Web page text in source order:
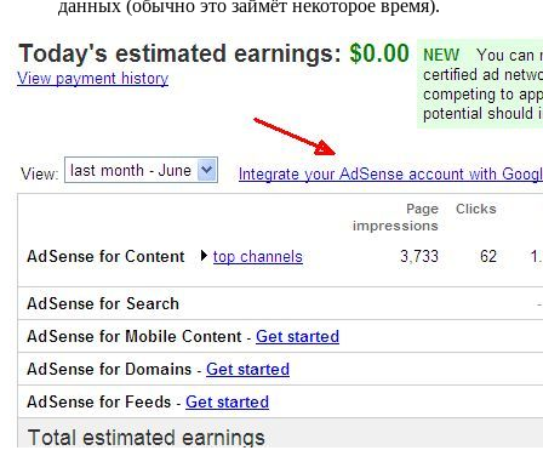
данных (обычно это займёт некоторое время).